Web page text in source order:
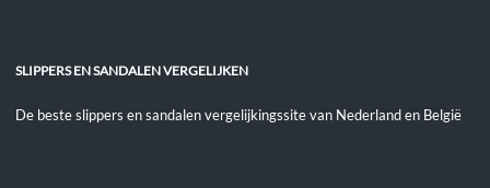
SLIPPERS EN SANDALEN VERGELIJKEN
De beste slippers en sandalen vergelijkingssite van Nederland en België